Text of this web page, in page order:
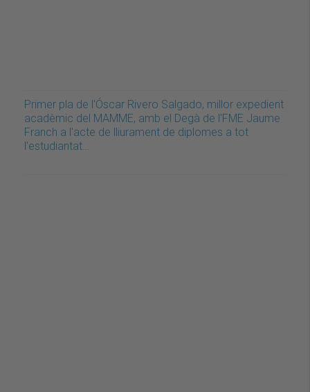
Primer pla de l'Óscar Rivero Salgado, millor expedient
acadèmic del MAMME, amb el Degà de l'FME Jaume
Franch a l'acte de lliurament de diplomes a tot
l'estudiantat…